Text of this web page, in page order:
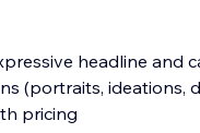
headline and
(portraits, ideations,
pricing